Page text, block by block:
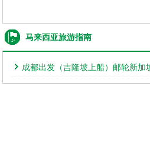
马来西亚旅游指南
成都出发（吉隆坡上船）邮轮新加